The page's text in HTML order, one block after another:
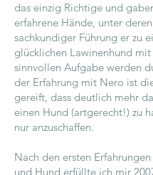
das einzig Richtige und
erfahrene Hände, unter deren
sachkundiger Führung er zu
glücklichen Lawinenhund
sinnvollen Aufgabe werden
der Erfahrung mit Nero ist
gereift, dass deutlich mehr
einen Hund (artgerecht!) zu
nur anzuschaffen.
Nach den ersten
und Hund erfüllte ich mir